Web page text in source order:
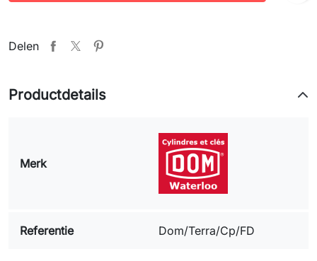
Delen
Productdetails
Merk
Referentie Dom/Terra/Cp/FD